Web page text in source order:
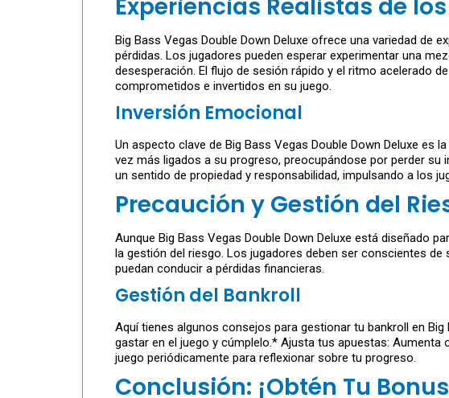
Experiencias Realistas de
Big Bass Vegas Double Down Deluxe ofrece una variedad de
pérdidas. Los jugadores pueden esperar experimentar una
desesperación. El flujo de sesión rápido y el ritmo acelerado
comprometidos e invertidos en su juego.
Inversión Emocional
Un aspecto clave de Big Bass Vegas Double Down Deluxe es
vez más ligados a su progreso, preocupándose por perder
un sentido de propiedad y responsabilidad, impulsando a los
Precaución y Gestión del
Aunque Big Bass Vegas Double Down Deluxe está diseñado
la gestión del riesgo. Los jugadores deben ser conscientes
puedan conducir a pérdidas financieras.
Gestión del Bankroll
Aquí tienes algunos consejos para gestionar tu bankroll en
gastar en el juego y cúmplelo.* Ajusta tus apuestas:
juego periódicamente para reflexionar sobre tu progreso.
Conclusión: ¡Obtén Tu